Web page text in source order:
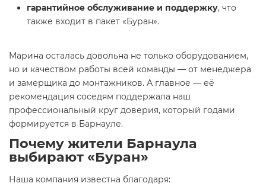
гарантийное обслуживание и поддержку, что
также входит в пакет «Буран».
Марина осталась довольна не только оборудованием,
но и качеством работы всей команды — от менеджера
и замерщика до монтажников. А главное — её
рекомендация соседям поддержала наш
профессиональный круг доверия, который годами
формируется в Барнауле.
Почему жители Барнаула
выбирают «Буран»
Наша компания известна благодаря: